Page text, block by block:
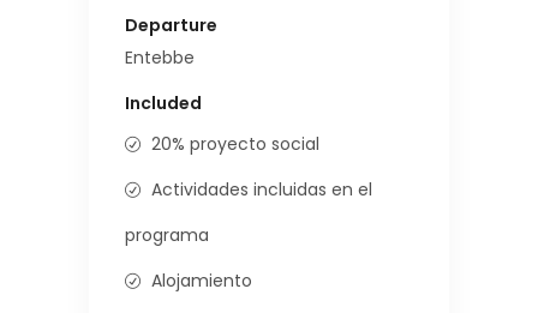
Departure
Entebbe
Included
20% proyecto social
Actividades incluidas en el
programa
Alojamiento